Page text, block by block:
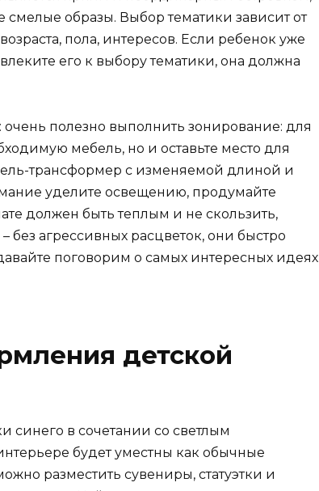
образы. Выбор тематики зависит от
пола, интересов. Если ребенок уже
его к выбору тематики, она должна
очень полезно выполнить зонирование: для
мебель, но и оставьте место для
трансформер с изменяемой длиной и
уделите освещению, продумайте
должен быть теплым и не скользить,
без агрессивных расцветок, они быстро
поговорим о самых интересных идеях
детской
синего в сочетании со светлым
будет уместны как обычные
разместить сувениры, статуэтки и